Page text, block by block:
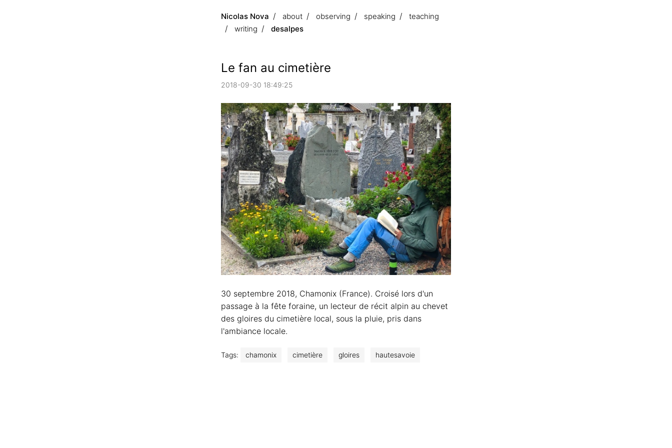
Nicolas Nova about observing speaking
teaching
writing
desalpes
Le fan au cimetière
2018-09-30 18:49:25
30 septembre 2018, Chamonix (France). Croisé lors d'un
passage à la fête foraine, un lecteur de récit alpin au chevet
des gloires du cimetière local, sous la pluie, pris dans
l'ambiance locale.
Tags: chamonix cimetière gloires hautesavoie